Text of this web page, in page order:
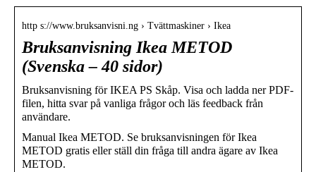
http s://www.bruksanvisni.ng › Tvättmaskiner › Ikea
Bruksanvisning Ikea METOD
(Svenska – 40 sidor)
Bruksanvisning för IKEA PS Skåp. Visa och ladda ner PDF-
filen, hitta svar på vanliga frågor och läs feedback från
användare.
Manual Ikea METOD. Se bruksanvisningen för Ikea
METOD gratis eller ställ din fråga till andra ägare av Ikea
METOD.